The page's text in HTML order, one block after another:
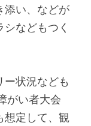
添い、などが
などもつく
状況なども
がい者大会
想定して、観